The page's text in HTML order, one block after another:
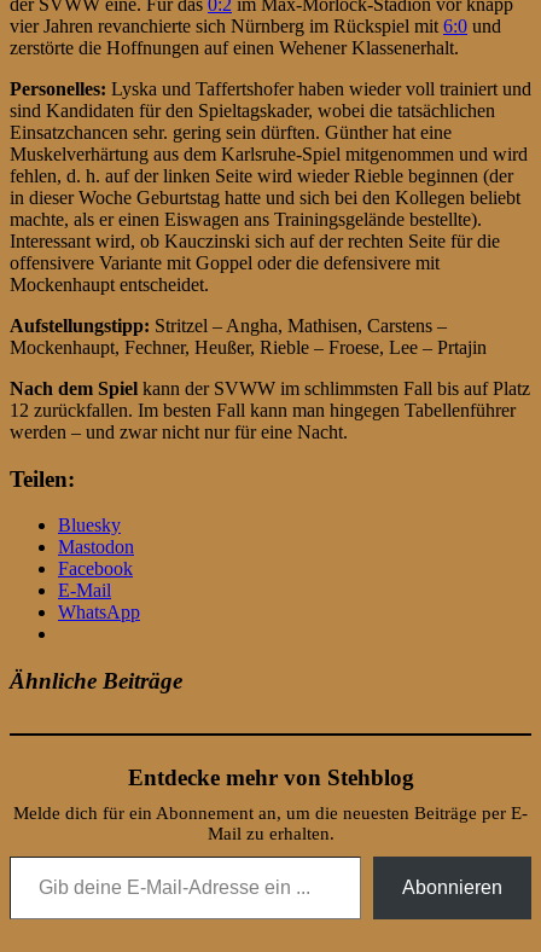
vier Jahren revanchierte sich Nürnberg im Rückspiel mit 6:0 und
zerstörte die Hoffnungen auf einen Wehener Klassenerhalt.
Personelles: Lyska und Taffertshofer haben wieder voll trainiert und
sind Kandidaten für den Spieltagskader, wobei die tatsächlichen
Einsatzchancen sehr. gering sein dürften. Günther hat eine
Muskelverhärtung aus dem Karlsruhe-Spiel mitgenommen und wird
fehlen, d. h. auf der linken Seite wird wieder Rieble beginnen (der
in dieser Woche Geburtstag hatte und sich bei den Kollegen beliebt
machte, als er einen Eiswagen ans Trainingsgelände bestellte).
Interessant wird, ob Kauczinski sich auf der rechten Seite für die
offensivere Variante mit Goppel oder die defensivere mit
Mockenhaupt entscheidet.
Aufstellungstipp: Stritzel – Angha, Mathisen, Carstens –
Mockenhaupt, Fechner, Heußer, Rieble – Froese, Lee – Prtajin
Nach dem Spiel kann der SVWW im schlimmsten Fall bis auf Platz
12 zurückfallen. Im besten Fall kann man hingegen Tabellenführer
werden – und zwar nicht nur für eine Nacht.
Teilen:
Bluesky
Mastodon
Facebook
E-Mail
WhatsApp
Ähnliche Beiträge
Entdecke mehr von Stehblog
Melde dich für ein Abonnement an, um die neuesten Beiträge per E-
Mail zu erhalten.
Gib deine E-Mail-Adresse ein ...
Abonnieren